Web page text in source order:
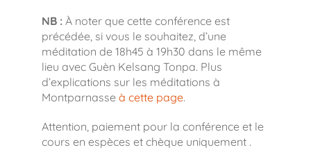
NB : À noter que cette conférence est
précédée, si vous le souhaitez, d’une
méditation de 18h45 à 19h30 dans le même
lieu avec Guèn Kelsang Tonpa. Plus
d’explications sur les méditations à
Montparnasse à cette page.
Attention, paiement pour la conférence et le
cours en espèces et chèque uniquement .